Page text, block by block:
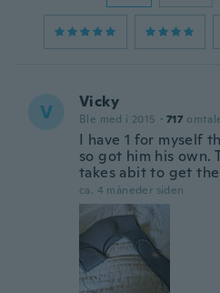
V Vicky
Ble med i 2015 · 717
I have 1 for myself
so got him his own.
takes abit to get
ca. 4 måneder siden